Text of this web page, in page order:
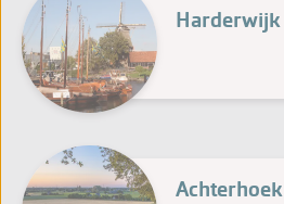
Harderwijk
Achterhoek